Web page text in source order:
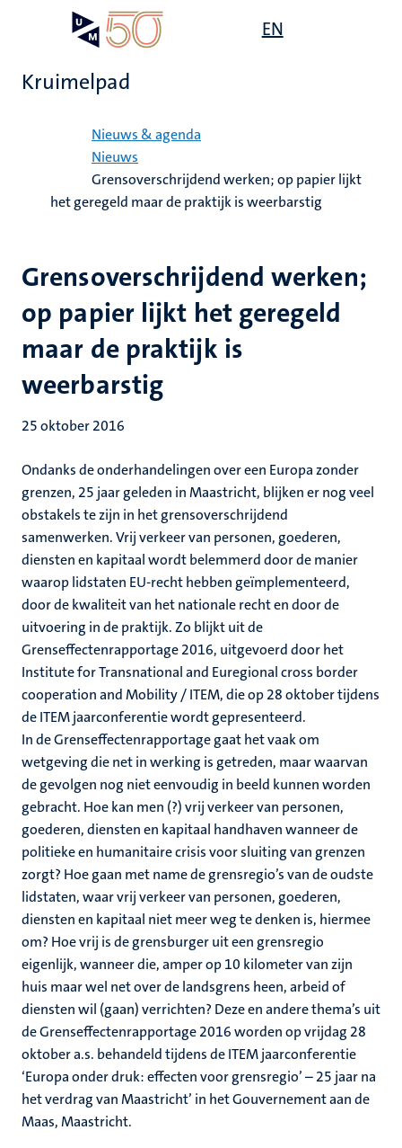
EN
Kruimelpad
Nieuws & agenda
Nieuws
Grensoverschrijdend werken; op papier lijkt
het geregeld maar de praktijk is weerbarstig
Grensoverschrijdend werken;
op papier lijkt het geregeld
maar de praktijk is
weerbarstig
25 oktober 2016
Ondanks de onderhandelingen over een Europa zonder
grenzen, 25 jaar geleden in Maastricht, blijken er nog veel
obstakels te zijn in het grensoverschrijdend
samenwerken. Vrij verkeer van personen, goederen,
diensten en kapitaal wordt belemmerd door de manier
waarop lidstaten EU-recht hebben geïmplementeerd,
door de kwaliteit van het nationale recht en door de
uitvoering in de praktijk. Zo blijkt uit de
Grenseffectenrapportage 2016, uitgevoerd door het
Institute for Transnational and Euregional cross border
cooperation and Mobility / ITEM, die op 28 oktober tijdens
de ITEM jaarconferentie wordt gepresenteerd.
In de Grenseffectenrapportage gaat het vaak om
wetgeving die net in werking is getreden, maar waarvan
de gevolgen nog niet eenvoudig in beeld kunnen worden
gebracht. Hoe kan men (?) vrij verkeer van personen,
goederen, diensten en kapitaal handhaven wanneer de
politieke en humanitaire crisis voor sluiting van grenzen
zorgt? Hoe gaan met name de grensregio’s van de oudste
lidstaten, waar vrij verkeer van personen, goederen,
diensten en kapitaal niet meer weg te denken is, hiermee
om? Hoe vrij is de grensburger uit een grensregio
eigenlijk, wanneer die, amper op 10 kilometer van zijn
huis maar wel net over de landsgrens heen, arbeid of
diensten wil (gaan) verrichten? Deze en andere thema’s uit
de Grenseffectenrapportage 2016 worden op vrijdag 28
oktober a.s. behandeld tijdens de ITEM jaarconferentie
‘Europa onder druk: effecten voor grensregio’ – 25 jaar na
het verdrag van Maastricht’ in het Gouvernement aan de
Maas, Maastricht.